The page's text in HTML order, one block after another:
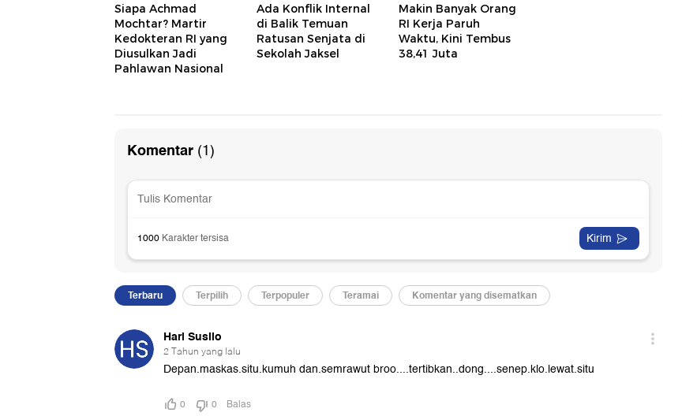
Siapa Achmad
Mochtar? Martir
Kedokteran RI yang
Diusulkan Jadi
Pahlawan Nasional
Ada Konflik Internal
di Balik Temuan
Ratusan Senjata di
Sekolah Jaksel
Makin Banyak Orang
RI Kerja Paruh
Waktu, Kini Tembus
38,41 Juta